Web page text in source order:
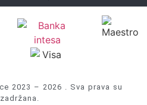
2023 – 2026 . Sva prava su
zadržana.